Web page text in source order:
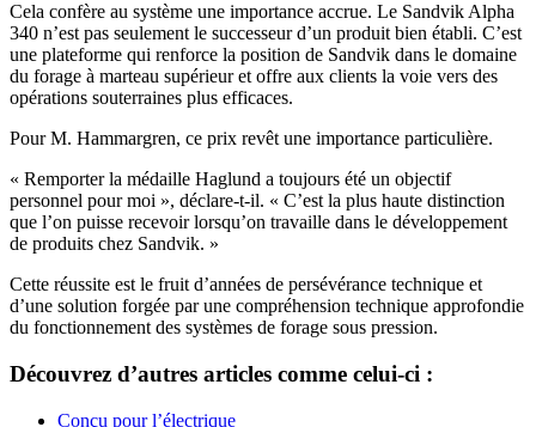
Cela confère au système une importance accrue. Le Sandvik Alpha
340 n’est pas seulement le successeur d’un produit bien établi. C’est
une plateforme qui renforce la position de Sandvik dans le domaine
du forage à marteau supérieur et offre aux clients la voie vers des
opérations souterraines plus efficaces.
Pour M. Hammargren, ce prix revêt une importance particulière.
« Remporter la médaille Haglund a toujours été un objectif
personnel pour moi », déclare-t-il. « C’est la plus haute distinction
que l’on puisse recevoir lorsqu’on travaille dans le développement
de produits chez Sandvik. »
Cette réussite est le fruit d’années de persévérance technique et
d’une solution forgée par une compréhension technique approfondie
du fonctionnement des systèmes de forage sous pression.
Découvrez d’autres articles comme celui-ci :
Conçu pour l’électrique